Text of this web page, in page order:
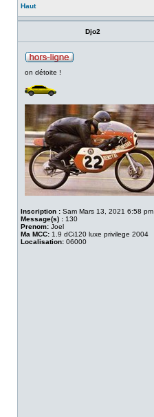
Haut
Djo2
on détoite !
Inscription : Sam Mars 13, 2021 6:58 pm
Message(s) : 130
Prenom: Joel
Ma MCC: 1.9 dCi120 luxe privilege 2004
Localisation: 06000